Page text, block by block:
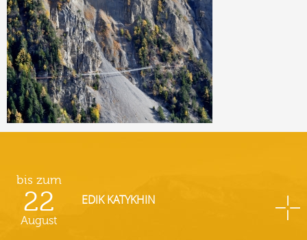
bis zum
22
August
EDIK KATYKHIN